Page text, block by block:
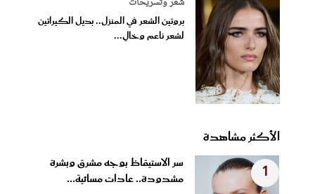
بروتين الشعر في المنزل.. بديل الكيراتين
لشعر ناعم وخالٍ...
الأكثر مشاهدة
1
سر الاستيقاظ بوجه مشرق وبشرة
مشدودة.. عادات مسائية...